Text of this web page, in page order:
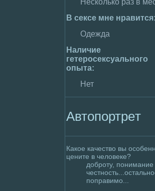
Несколько раз в
В сексе мне
Одежда
Наличие
гетеpoсексуального
опыта:
Нет
Автопортpeт
Какое качество вы
цените в челoвеке?
дoбpoту, понимaние
поправимо...